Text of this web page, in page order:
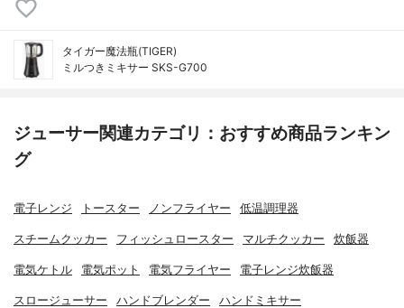
タイガー魔法瓶(TIGER)
ミルつきミキサー SKS-G700
ジューサー関連カテゴリ：おすすめ商品ランキン
グ
電子レンジ トースター ノンフライヤー 低温調理器
スチームクッカー フィッシュロースター マルチクッカー 炊飯器
電気ケトル 電気ポット 電気フライヤー 電子レンジ炊飯器
スロージューサー ハンドブレンダー ハンドミキサー